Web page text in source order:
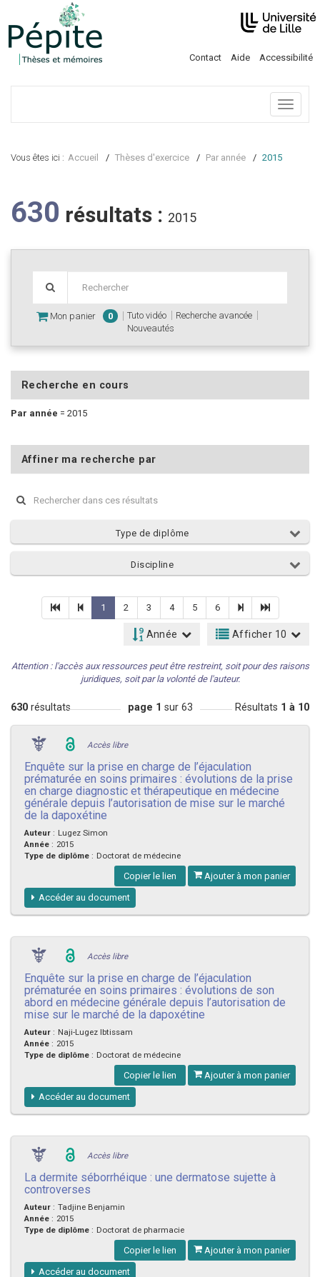
Contact Aide Accessibilité
Menu
Vous êtes ici : Accueil Thèses d'exercice Par année 2015
630 résultats : 2015
Mon panier 0 Tuto vidéo
Recherche avancée
Nouveautés
Recherche en cours
Par année = 2015
Affiner ma recherche par
Type de diplôme
Discipline
1 2 3 4 5 6
Année Afficher 10
Attention : l'accès aux ressources peut être restreint, soit pour des raisons
juridiques, soit par la volonté de l'auteur.
630 résultats page 1 sur 63 Résultats 1 à 10
Accès libre
Enquête sur la prise en charge de l’éjaculation
prématurée en soins primaires : évolutions de la prise
en charge diagnostic et thérapeutique en médecine
générale depuis l’autorisation de mise sur le marché
de la dapoxétine
Auteur : Lugez Simon
Année : 2015
Type de diplôme : Doctorat de médecine
Copier le lien Ajouter à mon panier
Accéder au document
Accès libre
Enquête sur la prise en charge de l’éjaculation
prématurée en soins primaires : évolutions de son
abord en médecine générale depuis l’autorisation de
mise sur le marché de la dapoxétine
Auteur : Naji-Lugez Ibtissam
Année : 2015
Type de diplôme : Doctorat de médecine
Copier le lien Ajouter à mon panier
Accéder au document
Accès libre
La dermite séborrhéique : une dermatose sujette à
controverses
Auteur : Tadjine Benjamin
Année : 2015
Type de diplôme : Doctorat de pharmacie
Copier le lien Ajouter à mon panier
Accéder au document